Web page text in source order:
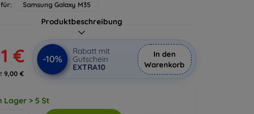
Samsung Galaxy M35
Produktbeschreibung
€
9,00 €
-10%
Rabatt mit
Gutschein
EXTRA10
In den
Warenkorb
Lager > 5 St